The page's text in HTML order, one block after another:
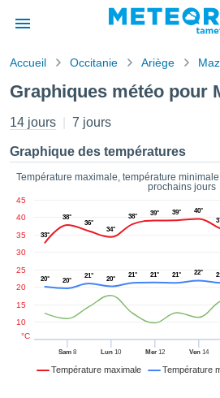
de
a
par
des
Vous
en
les
:
Accueil Occitanie Ariège
Graphiques météo pour
14 jours 7 jours
Graphique des températures
Température maximale, température
prochains jours
Température maximale Température
Sam8 Lun 10 Mer12 Ven14
10
15
20
25
30
35
40
45
°C
33°
38°
36°
34°
38° 39° 39°
40°
20° 20°
21° 20°
21° 21° 21° 22°